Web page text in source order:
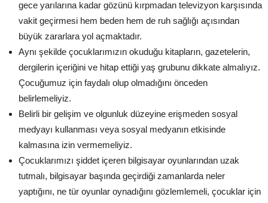
gece yarılarına kadar gözünü kırpmadan televizyon karşısında
vakit geçirmesi hem beden hem de ruh sağlığı açısından
büyük zararlara yol açmaktadır.
Aynı şekilde çocuklarımızın okuduğu kitapların, gazetelerin,
dergilerin içeriğini ve hitap ettiği yaş grubunu dikkate almalıyız.
Çocuğumuz için faydalı olup olmadığını önceden
belirlemeliyiz.
Belirli bir gelişim ve olgunluk düzeyine erişmeden sosyal
medyayı kullanması veya sosyal medyanın etkisinde
kalmasına izin vermemeliyiz.
Çocuklarımızı şiddet içeren bilgisayar oyunlarından uzak
tutmalı, bilgisayar başında geçirdiği zamanlarda neler
yaptığını, ne tür oyunlar oynadığını gözlemlemeli, çocuklar için